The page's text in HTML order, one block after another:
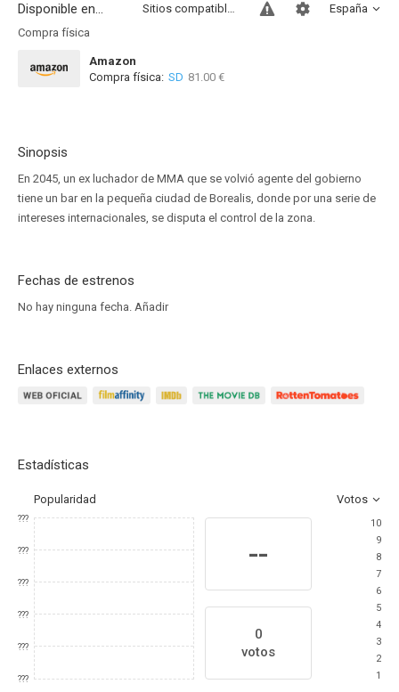
Disponible en... España
Sitios compatibles
Compra física
Amazon
Compra física: SD 81.00 €
Sinopsis
En 2045, un ex luchador de MMA que se volvió agente del gobierno
tiene un bar en la pequeña ciudad de Borealis, donde por una serie de
intereses internacionales, se disputa el control de la zona.
Fechas de estrenos
No hay ninguna fecha. Añadir
Enlaces externos
Estadísticas
Popularidad Votos
???
???
???
???
???
???
--
0
votos
10
9
8
7
6
5
4
3
2
1